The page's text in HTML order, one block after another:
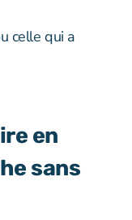
celle qui a
en
sans